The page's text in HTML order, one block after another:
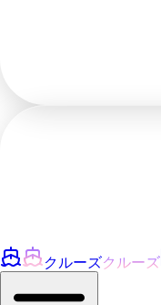
クルーズクルーズ